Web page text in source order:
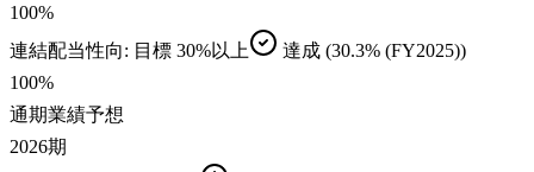
100%
連結配当性向: 目標 30%以上 達成 (30.3% (FY2025))
100%
通期業績予想
2026期